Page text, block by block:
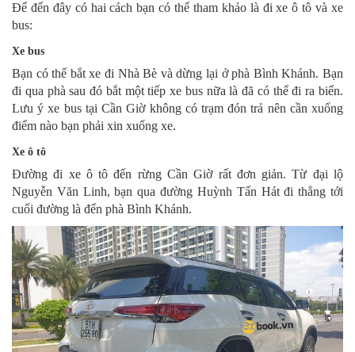
Để đến đây có hai cách bạn có thể tham khảo là đi xe ô tô và xe
bus:
Xe bus
Bạn có thể bắt xe đi Nhà Bè và dừng lại ở phà Bình Khánh. Bạn
đi qua phà sau đó bắt một tiếp xe bus nữa là đã có thể đi ra biển.
Lưu ý xe bus tại Cần Giờ không có trạm đón trả nên cần xuống
điểm nào bạn phải xin xuống xe.
Xe ô tô
Đường đi xe ô tô đến rừng Cần Giờ rất đơn giản. Từ đại lộ
Nguyễn Văn Linh, bạn qua đường Huỳnh Tấn Hát đi thẳng tới
cuối đường là đến phà Bình Khánh.